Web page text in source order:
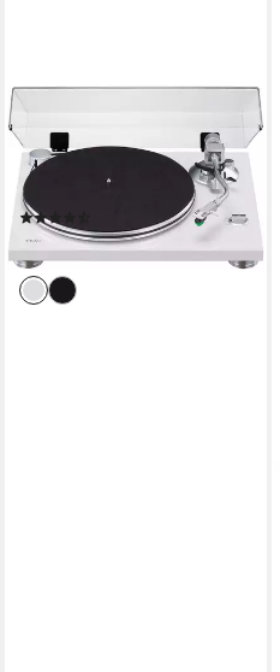
TN-3B-SE Plattenspieler
(Riemenantrieb, kein
Netzwerk)
399,00 €
lieferbar - in 2-3 Werktagen bei dir